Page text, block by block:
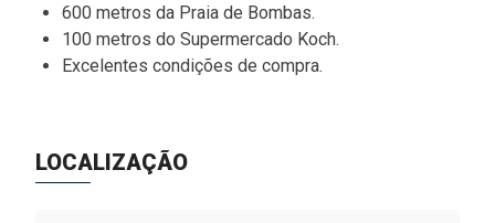
600 metros da Praia de Bombas.
100 metros do Supermercado Koch.
Excelentes condições de compra.
LOCALIZAÇÃO